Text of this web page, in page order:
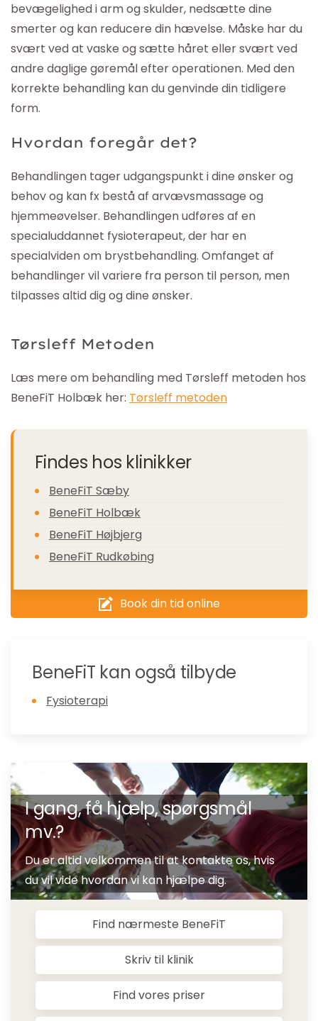
bevægelighed i arm og skulder, nedsætte dine
smerter og kan reducere din hævelse. Måske har du
svært ved at vaske og sætte håret eller svært ved
andre daglige gøremål efter operationen. Med den
korrekte behandling kan du genvinde din tidligere
form.
Hvordan foregår det?
Behandlingen tager udgangspunkt i dine ønsker og
behov og kan fx bestå af arvævsmassage og
hjemmeøvelser. Behandlingen udføres af en
specialuddannet fysioterapeut, der har en
specialviden om brystbehandling. Omfanget af
behandlinger vil variere fra person til person, men
tilpasses altid dig og dine ønsker.
Tørsleff Metoden
Læs mere om behandling med Tørsleff metoden hos
BeneFiT Holbæk her: Tørsleff metoden
Findes hos klinikker
BeneFiT Sæby
BeneFiT Holbæk
BeneFiT Højbjerg
BeneFiT Rudkøbing
Book din tid online
BeneFiT kan også tilbyde
Fysioterapi
I gang, få hjælp, spørgsmål
mv.?
Du er altid velkommen til at kontakte os, hvis
du vil vide hvordan vi kan hjælpe dig.
Find nærmeste BeneFiT
Skriv til klinik
Find vores priser